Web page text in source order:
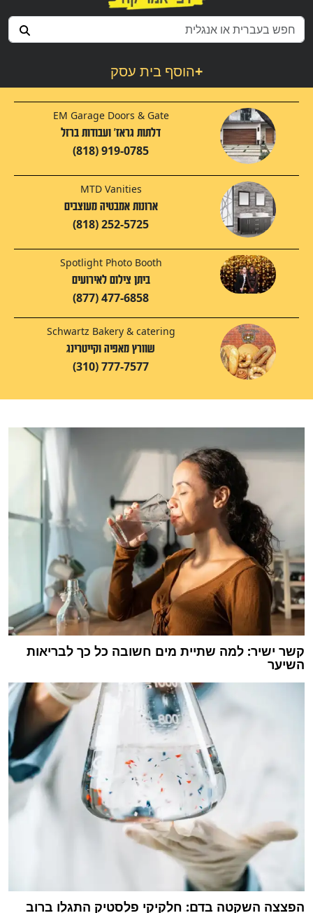
הוסף בית עסק+
EM Garage Doors & Gate
דלתות גראז' ועבודות ברזל‬‎
(818) 919-0785
MTD Vanities
ארונות אמבטיה מעוצבים
(818) 252-5725
Spotlight Photo Booth
ביתן צילום לאירועים
(877) 477-6858
Schwartz Bakery & catering
שוורץ מאפיה וקייטרינג
(310) 777-7577
קשר ישיר: למה שתיית מים חשובה כל כך לבריאות
השיער
הפצצה השקטה בדם: חלקיקי פלסטיק התגלו ברוב